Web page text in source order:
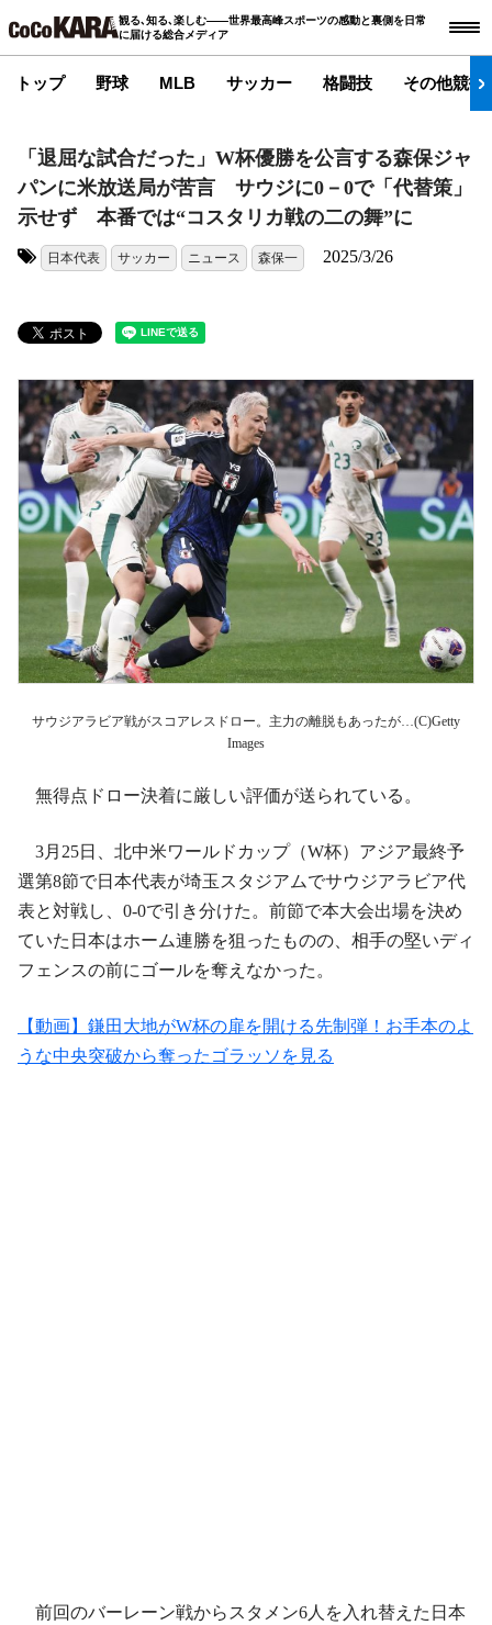
観る､知る､楽しむ――世界最高峰スポーツの感動と裏側を日常
に届ける総合メディア
トップ 野球 MLB サッカー 格闘技 その他競技
「退屈な試合だった」W杯優勝を公言する森保ジャ
パンに米放送局が苦言 サウジに0－0で「代替策」
示せず 本番では“コスタリカ戦の二の舞”に
日本代表 サッカー ニュース 森保一 2025/3/26
サウジアラビア戦がスコアレスドロー。主力の離脱もあったが…(C)Getty
Images
無得点ドロー決着に厳しい評価が送られている。
3月25日、北中米ワールドカップ（W杯）アジア最終予
選第8節で日本代表が埼玉スタジアムでサウジアラビア代
表と対戦し、0-0で引き分けた。前節で本大会出場を決め
ていた日本はホーム連勝を狙ったものの、相手の堅いディ
フェンスの前にゴールを奪えなかった。
【動画】鎌田大地がW杯の扉を開ける先制弾！お手本のよ
うな中央突破から奪ったゴラッソを見る
前回のバーレーン戦からスタメン6人を入れ替えた日本